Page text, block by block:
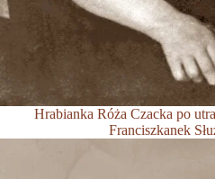
Hrabianka Róża Czacka po
Franciszkanek